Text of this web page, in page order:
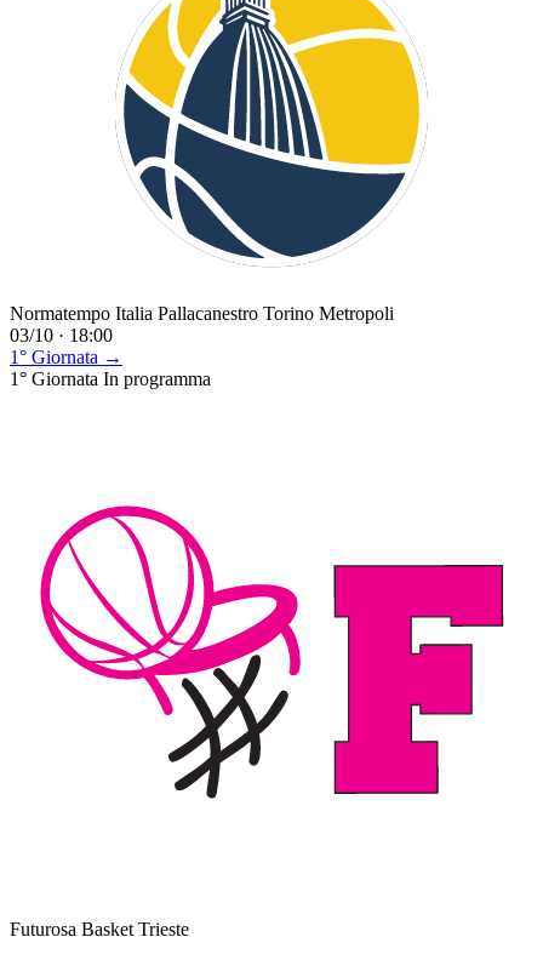
Normatempo Italia Pallacanestro Torino Metropoli
03/10 · 18:00
1° Giornata →
1° Giornata In programma
Futurosa Basket Trieste